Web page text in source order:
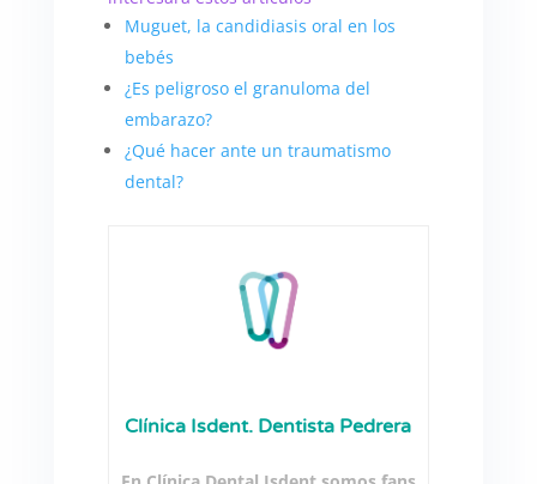
Muguet, la candidiasis oral en los
bebés
¿Es peligroso el granuloma del
embarazo?
¿Qué hacer ante un traumatismo
dental?
Clínica Isdent. Dentista Pedrera